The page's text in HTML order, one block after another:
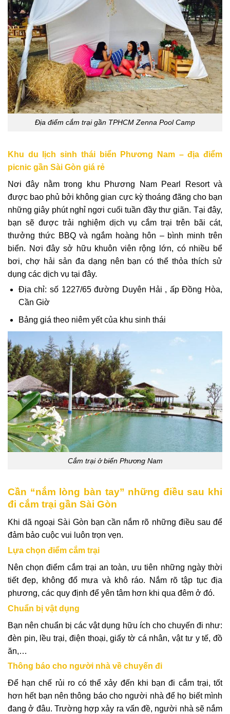
Địa điểm cắm trại gần TPHCM Zenna Pool Camp
Khu du lịch sinh thái biển Phương Nam – địa điểm
picnic gần Sài Gòn giá rẻ
Nơi đây nằm trong khu Phương Nam Pearl Resort và
được bao phủ bởi không gian cực kỳ thoáng đãng cho bạn
những giây phút nghỉ ngơi cuối tuần đầy thư giãn. Tại đây,
bạn sẽ được trải nghiệm dịch vụ cắm trại trên bãi cát,
thưởng thức BBQ và ngắm hoàng hôn – bình minh trên
biển. Nơi đây sở hữu khuôn viên rộng lớn, có nhiều bể
bơi, chợ hải sản đa dạng nên bạn có thể thỏa thích sử
dụng các dịch vụ tại đây.
Địa chỉ: số 1227/65 đường Duyên Hải , ấp Đồng Hòa,
Cần Giờ
Bảng giá theo niêm yết của khu sinh thái
Cắm trại ở biển Phương Nam
Cần “nắm lòng bàn tay” những điều sau khi
đi cắm trại gần Sài Gòn
Khi dã ngoại Sài Gòn bạn cần nắm rõ những điều sau để
đảm bảo cuộc vui luôn trọn vẹn.
Lựa chọn điểm cắm trại
Nên chọn điểm cắm trại an toàn, ưu tiên những ngày thời
tiết đẹp, không đổ mưa và khô ráo. Nắm rõ tập tục địa
phương, các quy định để yên tâm hơn khi qua đêm ở đó.
Chuẩn bị vật dụng
Bạn nên chuẩn bị các vật dụng hữu ích cho chuyến đi như:
đèn pin, lều trại, điện thoại, giấy tờ cá nhân, vật tư y tế, đồ
ăn,…
Thông báo cho người nhà về chuyến đi
Để hạn chế rủi ro có thể xảy đến khi bạn đi cắm trại, tốt
hơn hết bạn nên thông báo cho người nhà để họ biết mình
đang ở đâu. Trường hợp xảy ra vấn đề, người nhà sẽ nắm